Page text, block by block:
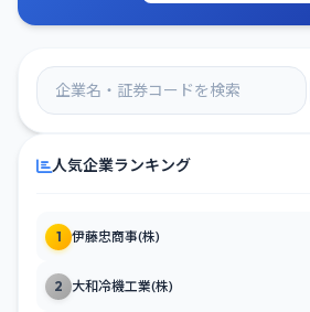
人気企業ランキング
1 伊藤忠商事(株)
2 大和冷機工業(株)